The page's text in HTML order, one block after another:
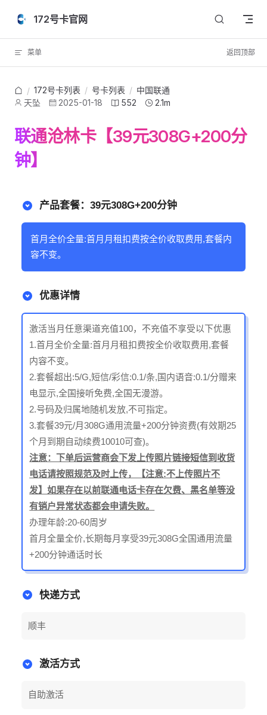
Skip to content
172号卡官网
菜单 返回顶部
/ 172号卡列表 / 号卡列表 / 中国联通
天坠
2025-01-18 552 2.1m
联通沧林卡【39元308G+200分
钟】
产品套餐：39元308G+200分钟
首月全价全量:首月月租扣费按全价收取费用,套餐内
容不变。
优惠详情
激活当月任意渠道充值100，不充值不享受以下优惠
1.首月全价全量:首月月租扣费按全价收取费用,套餐
内容不变。
2.套餐超出:5/G,短信/彩信:0.1/条,国内语音:0.1/分赠来
电显示,全国接听免费,全国无漫游。
2.号码及归属地随机发放,不可指定。
3.套餐39元/月308G通用流量+200分钟资费(有效期25
个月到期自动续费10010可查)。
注意：下单后运营商会下发上传照片链接短信到收货
电话请按照规范及时上传，【注意:不上传照片不
发】如果存在以前联通电话卡存在欠费、黑名单等没
有销户异常状态都会申请失败。
办理年龄:20-60周岁
首月全量全价,长期每月享受39元308G全国通用流量
+200分钟通话时长
快递方式
顺丰
激活方式
自助激活